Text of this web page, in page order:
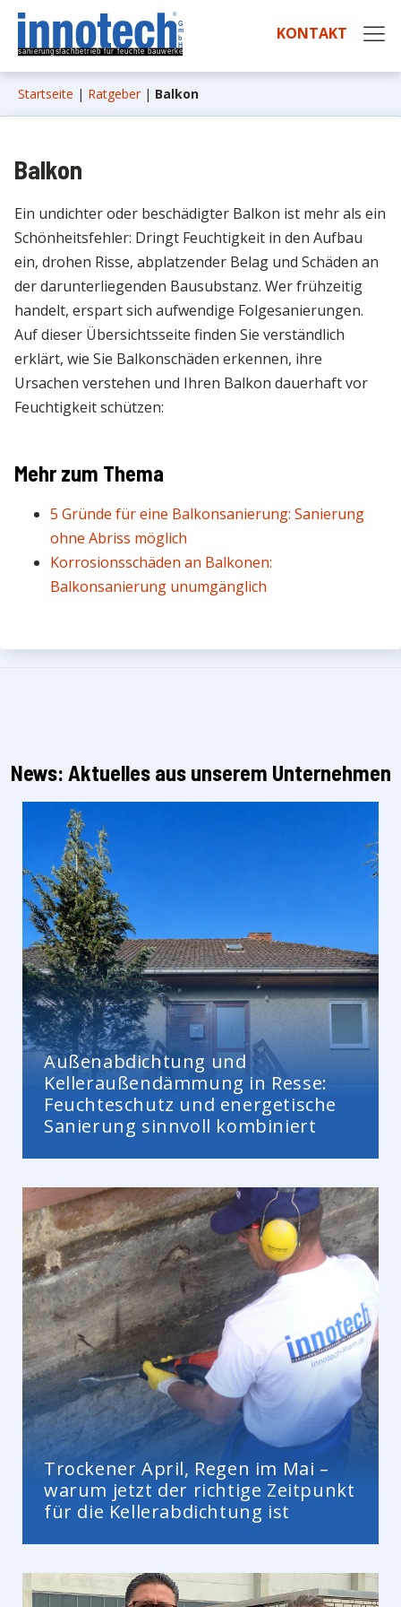
KONTAKT
Startseite | Ratgeber| Balkon
Balkon
Ein undichter oder beschädigter Balkon ist mehr als ein
Schönheitsfehler: Dringt Feuchtigkeit in den Aufbau
ein, drohen Risse, abplatzender Belag und Schäden an
der darunterliegenden Bausubstanz. Wer frühzeitig
handelt, erspart sich aufwendige Folgesanierungen.
Auf dieser Übersichtsseite finden Sie verständlich
erklärt, wie Sie Balkonschäden erkennen, ihre
Ursachen verstehen und Ihren Balkon dauerhaft vor
Feuchtigkeit schützen:
Mehr zum Thema
5 Gründe für eine Balkonsanierung: Sanierung
ohne Abriss möglich
Korrosionsschäden an Balkonen:
Balkonsanierung unumgänglich
News: Aktuelles aus unserem Unternehmen
Außenabdichtung und
Kelleraußendämmung in Resse:
Feuchteschutz und energetische
Sanierung sinnvoll kombiniert
Trockener April, Regen im Mai –
warum jetzt der richtige Zeitpunkt
für die Kellerabdichtung ist